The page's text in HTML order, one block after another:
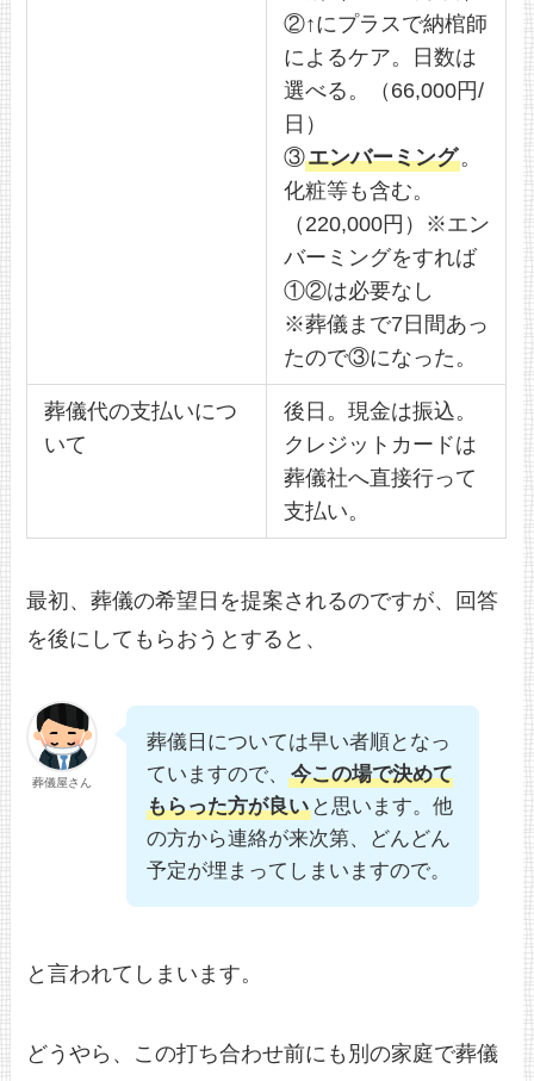
②↑にプラスで納棺師
によるケア。日数は
選べる。（66,000円/
日）
③エンバーミング。
化粧等も含む。
（220,000円）※エン
バーミングをすれば
①②は必要なし
※葬儀まで7日間あっ
たので③になった。
葬儀代の支払いにつ
いて
後日。現金は振込。
クレジットカードは
葬儀社へ直接行って
支払い。
最初、葬儀の希望日を提案されるのですが、回答
を後にしてもらおうとすると、
葬儀屋さん
葬儀日については早い者順となっ
ていますので、今この場で決めて
もらった方が良い と思います。他
の方から連絡が来次第、どんどん
予定が埋まってしまいますので。
と言われてしまいます。
どうやら、この打ち合わせ前にも別の家庭で葬儀